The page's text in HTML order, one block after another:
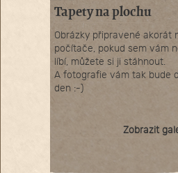
Tapety na plochu
Obrázky připravené akorát
počítače, pokud sem vám
líbí, můžete si ji stáhnout.
A fotografie vám tak bude
den :-)
Zobrazit